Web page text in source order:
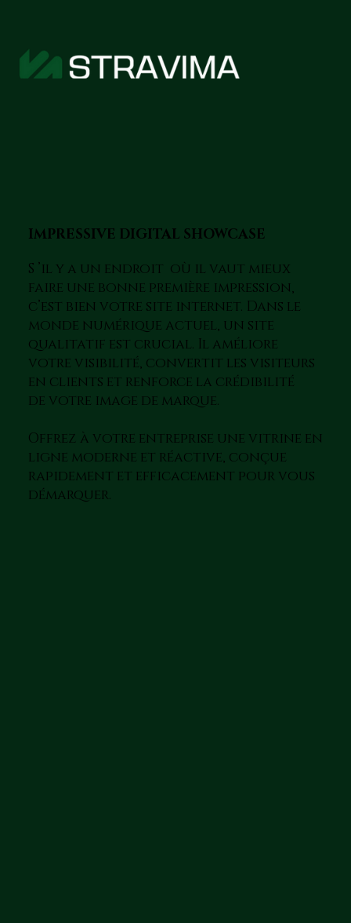
IMPRESSIVE DIGITAL SHOWCASE
S ’il y a un endroit où il vaut mieux
faire une bonne première impression,
c’est bien votre site internet. Dans le
monde numérique actuel, un site
qualitatif est crucial. Il améliore
votre visibilité, convertit les visiteurs
en clients et renforce la crédibilité
de votre image de marque.
Offrez à votre entreprise une vitrine en
ligne moderne et réactive, conçue
rapidement et efficacement pour vous
démarquer.